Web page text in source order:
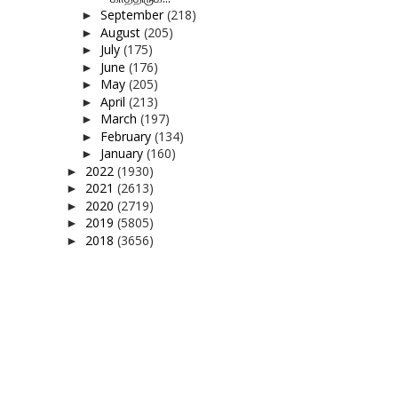
► September(218)
► August (205)
► July (175)
► June (176)
► May (205)
► April (213)
► March (197)
► February (134)
► January (160)
► 2022 (1930)
► 2021 (2613)
► 2020 (2719)
► 2019 (5805)
► 2018 (3656)